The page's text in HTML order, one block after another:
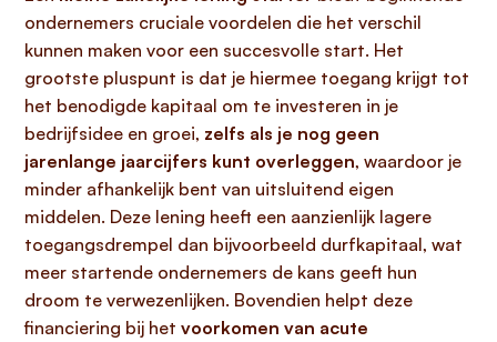
ondernemers cruciale voordelen die het verschil
kunnen maken voor een succesvolle start. Het
grootste pluspunt is dat je hiermee toegang krijgt tot
het benodigde kapitaal om te investeren in je
bedrijfsidee en groei, zelfs als je nog geen
jarenlange jaarcijfers kunt overleggen, waardoor je
minder afhankelijk bent van uitsluitend eigen
middelen. Deze lening heeft een aanzienlijk lagere
toegangsdrempel dan bijvoorbeeld durfkapitaal, wat
meer startende ondernemers de kans geeft hun
droom te verwezenlijken. Bovendien helpt deze
financiering bij het voorkomen van acute